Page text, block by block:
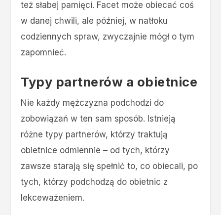
też słabej pamięci. Facet może obiecać coś
w danej chwili, ale później, w natłoku
codziennych spraw, zwyczajnie mógł o tym
zapomnieć.
Typy partnerów a obietnice
Nie każdy mężczyzna podchodzi do
zobowiązań w ten sam sposób. Istnieją
różne typy partnerów, którzy traktują
obietnice odmiennie – od tych, którzy
zawsze starają się spełnić to, co obiecali, po
tych, którzy podchodzą do obietnic z
lekceważeniem.